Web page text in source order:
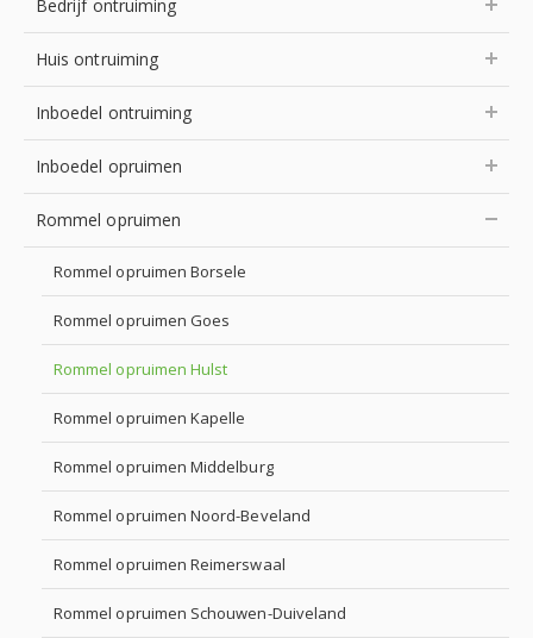
Bedrijf ontruiming
Huis ontruiming
Inboedel ontruiming
Inboedel opruimen
Rommel opruimen
Rommel opruimen Borsele
Rommel opruimen Goes
Rommel opruimen Hulst
Rommel opruimen Kapelle
Rommel opruimen Middelburg
Rommel opruimen Noord-Beveland
Rommel opruimen Reimerswaal
Rommel opruimen Schouwen-Duiveland